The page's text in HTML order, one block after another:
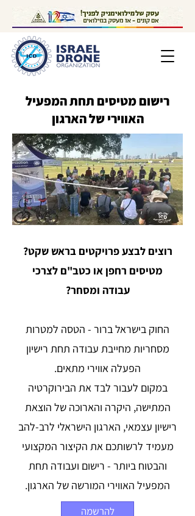
רישום מטיסים תחת המפעיל
האווירי של הארגון
רוצים לבצע פרויקטים בראש שקט?
מטיסים רחפן או כטב"ם לצרכי
עבודה ומסחר?
החוק בישראל ברור - הטסה למטרות
מסחריות מחייבת עבודה תחת רישיון
הפעלה אווירי מתאים.
במקום לעבור לבד את הבירוקרטיה
המתישה, היקרה והארוכה של הוצאת
רישיון עצמאי, הארגון הישראלי לרב-להב
מעמיד לרשותכם את הקיצור המקצועי
והבטוח ביותר - רישום ועבודה תחת
המפעיל האווירי המורשה של הארגון.
להרשמה